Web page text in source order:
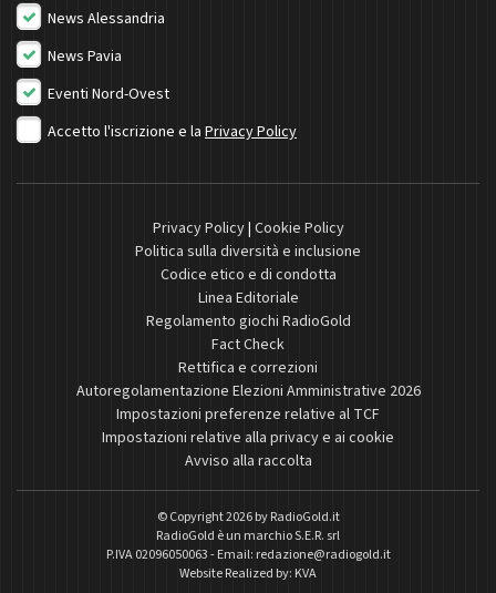
News Alessandria
News Pavia
Eventi Nord-Ovest
Accetto l'iscrizione e la Privacy Policy
Privacy Policy| Cookie Policy
Politica sulla diversità e inclusione
Codice etico e di condotta
Linea Editoriale
Regolamento giochi RadioGold
Fact Check
Rettifica e correzioni
Autoregolamentazione Elezioni Amministrative 2026
Impostazioni preferenze relative al TCF
Impostazioni relative alla privacy e ai cookie
Avviso alla raccolta
© Copyright 2026 byRadioGold.it
RadioGold è un marchio S.E.R. srl
P.IVA 02096050063 - Email: redazione@radiogold.it
Website Realized by: KVA